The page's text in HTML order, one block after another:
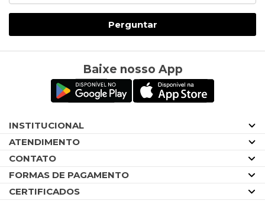
Perguntar
Baixe nosso App
INSTITUCIONAL
ATENDIMENTO
CONTATO
FORMAS DE PAGAMENTO
CERTIFICADOS